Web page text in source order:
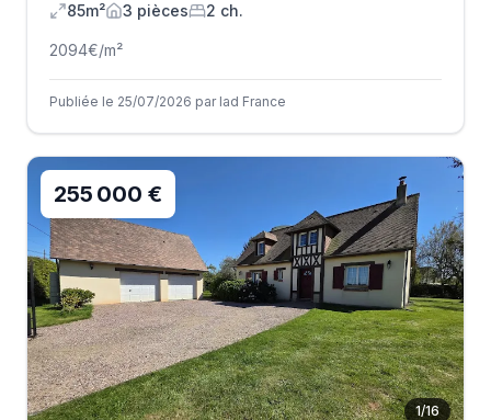
85m² 3 pièces 2 ch.
2094€/m²
Publiée le 25/07/2026 par Iad France
1/16
255 000 €